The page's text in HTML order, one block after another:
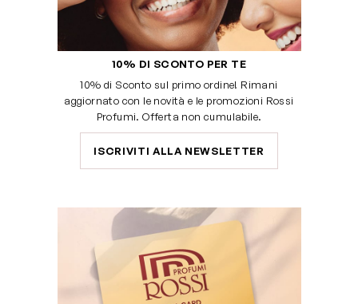
10% DI SCONTO PER TE
10% di Sconto sul primo ordine! Rimani
aggiornato con le novità e le promozioni Rossi
Profumi. Offerta non cumulabile.
ISCRIVITI ALLA NEWSLETTER